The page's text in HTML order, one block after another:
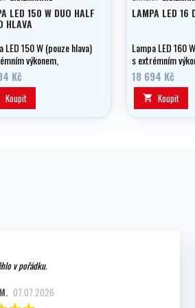
LED 150 W DUO HALF
HLAVA
LED 150 W (pouze hlava)
výkonem,
regulací ve verzi
i SPELEO
Kč
Koupit
LAMPA LED 16
Lampa LED 160
s extrémním
dvoustupňovou
VIDEO , parabola
18 694 Kč
 Koupit
v pořádku.
07.07.2026